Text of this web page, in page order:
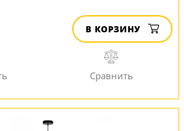
В КОРЗИНУ